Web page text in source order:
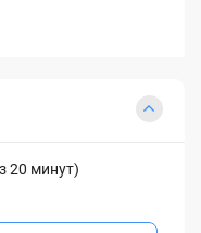
20 минут)